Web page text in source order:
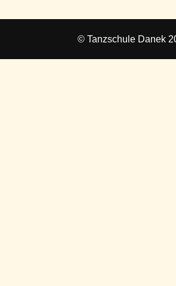
© Tanzschule Danek